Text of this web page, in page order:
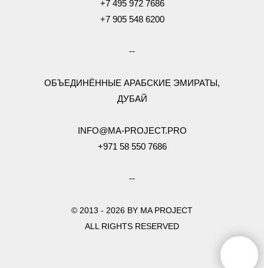
+7 495 972 7686
+7 905 548 6200
--
ОБЪЕДИНЁННЫЕ АРАБСКИЕ ЭМИРАТЫ,
ДУБАЙ
INFO@MA-PROJECT.PRO
+971 58 550 7686
--
© 2013 - 2026 BY MA PROJECT
ALL RIGHTS RESERVED